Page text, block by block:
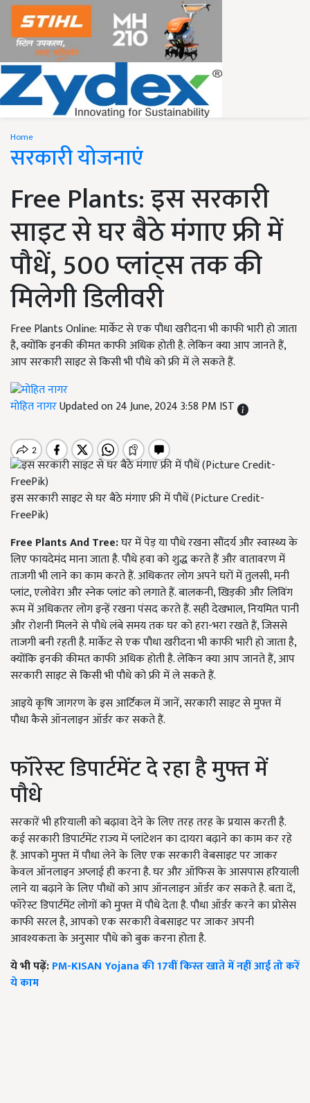
Home
सरकारी योजनाएं
Free Plants: इस सरकारी
साइट से घर बैठे मंगाए फ्री में
पौधें, 500 प्लांट्स तक की
मिलेगी डिलीवरी
Free Plants Online: मार्केट से एक पौधा खरीदना भी काफी भारी हो जाता
है, क्योंकि इनकी कीमत काफी अधिक होती है. लेकिन क्या आप जानते हैं,
आप सरकारी साइट से किसी भी पौधे को फ्री में ले सकते हैं.
मोहित नागरUpdated on 24 June, 2024 3:58 PM IST
इस सरकारी साइट से घर बैठे मंगाए फ्री में पौधें (Picture Credit-
FreePik)
Free Plants And Tree:घर में पेड़ या पौधे रखना सौंदर्य और स्वास्थ्य के
लिए फायदेमंद माना जाता है. पौधे हवा को शुद्ध करते हैं और वातावरण में
ताजगी भी लाने का काम करते हैं. अधिकतर लोग अपने घरों में तुलसी, मनी
प्लांट, एलोवेरा और स्नेक प्लांट को लगाते हैं. बालकनी, खिड़की और लिविंग
रूम में अधिकतर लोग इन्हें रखना पंसद करते हैं. सही देखभाल, नियमित पानी
और रोशनी मिलने से पौधे लंबे समय तक घर को हरा-भरा रखते हैं, जिससे
ताजगी बनी रहती है. मार्केट से एक पौधा खरीदना भी काफी भारी हो जाता है,
क्योंकि इनकी कीमत काफी अधिक होती है. लेकिन क्या आप जानते हैं, आप
सरकारी साइट से किसी भी पौधे को फ्री में ले सकते हैं.
आइये कृषि जागरण के इस आर्टिकल में जानें, सरकारी साइट से मुफ्त में
पौधा कैसे ऑनलाइन ऑर्डर कर सकते हैं.
फॉरेस्ट डिपार्टमेंट दे रहा है मुफ्त में
पौधे
सरकारें भी हरियाली को बढ़ावा देने के लिए तरह तरह के प्रयास करती है.
कई सरकारी डिपार्टमेंट राज्य में प्लांटेशन का दायरा बढ़ाने का काम कर रहे
हैं. आपको मुफ्त में पौधा लेने के लिए एक सरकारी वेबसाइट पर जाकर
केवल ऑनलाइन अप्लाई ही करना है. घर और ऑफिस के आसपास हरियाली
लाने या बढ़ाने के लिए पौधों को आप ऑनलाइन ऑर्डर कर सकते है. बता दें,
फॉरेस्ट डिपार्टमेंट लोगों को मुफ्त में पौधे देता है. पौधा ऑर्डर करने का प्रोसेस
काफी सरल है, आपको एक सरकारी वेबसाइट पर जाकर अपनी
आवश्यकता के अनुसार पौधे को बुक करना होता है.
ये भी पढ़ें:PM-KISAN Yojana की 17वीं किस्त खाते में नहीं आई तो करें
ये काम